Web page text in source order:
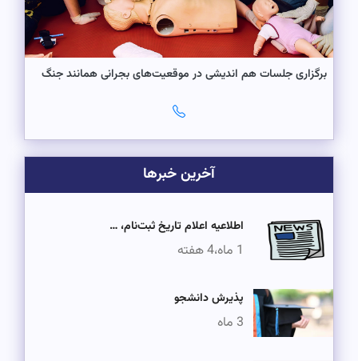
برگزاری جلسات هم اندیشی در موقعیت‌های بجرانی همانند جنگ
آخرین خبرها
اطلاعیه اعلام تاریخ ثبت‌نام، …
1 ماه،4 هفته
پذیرش دانشجو
3 ماه